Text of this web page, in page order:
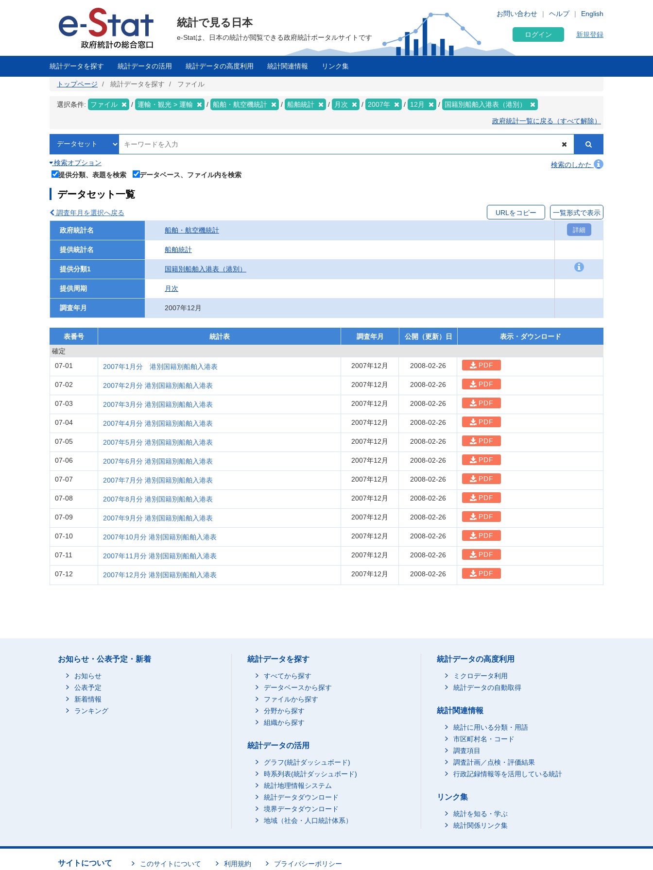
に
English
お問い合わせ ヘルプ
統計で見る日本
e-Statは、日本の統計が閲覧できる政府統計ポータルサイトです ログイン 新規登録
統計データを探す 統計データの活用 統計データの高度利用 統計関連情報 リンク集
トップページ 統計データを探す ファイル
選択条件: ファイル 運輸・観光 > 運輸 船舶・航空機統計 船舶統計 月次 2007年 12月 国籍別船舶入港表（港別）
政府統計一覧に戻る（すべて解除）
検索オプション
検索のしかた
提供分類、表題を検索
データベース、ファイル内を検索
データセット一覧
調査年月を選択へ戻る URLをコピー 一覧形式で表示
政府統計名 船舶・航空機統計 詳細
提供統計名 船舶統計
提供分類1 国籍別船舶入港表（港別）
提供周期 月次
調査年月 2007年12月
表番号 統計表 調査年月 公開（更新）日
表示・ダウンロード
確定
07-01
2007年1月分 港別国籍別船舶入港表 2007年12月 2008-02-26 PDF
07-02 2007年2月分 港別国籍別船舶入港表 2007年12月 2008-02-26 PDF
07-03 2007年3月分 港別国籍別船舶入港表 2007年12月 2008-02-26 PDF
07-04 2007年4月分 港別国籍別船舶入港表 2007年12月 2008-02-26 PDF
07-05 2007年5月分 港別国籍別船舶入港表 2007年12月 2008-02-26 PDF
07-06 2007年6月分 港別国籍別船舶入港表 2007年12月 2008-02-26 PDF
07-07 2007年7月分 港別国籍別船舶入港表 2007年12月 2008-02-26 PDF
07-08 2007年8月分 港別国籍別船舶入港表 2007年12月 2008-02-26 PDF
07-09 2007年9月分 港別国籍別船舶入港表 2007年12月 2008-02-26 PDF
07-10 2007年10月分 港別国籍別船舶入港表 2007年12月 2008-02-26 PDF
07-11 2007年11月分 港別国籍別船舶入港表 2007年12月 2008-02-26 PDF
07-12 2007年12月分 港別国籍別船舶入港表 2007年12月 2008-02-26 PDF
お知らせ・公表予定・新着
お知らせ
公表予定
新着情報
ランキング
統計データを探す
すべてから探す
データベースから探す
ファイルから探す
分野から探す
組織から探す
統計データの活用
グラフ(統計ダッシュボード)
時系列表(統計ダッシュボード)
統計地理情報システム
統計データダウンロード
境界データダウンロード
地域（社会・人口統計体系）
統計データの高度利用
ミクロデータ利用
統計データの自動取得
統計関連情報
統計に用いる分類・用語
市区町村名・コード
調査項目
調査計画／点検・評価結果
行政記録情報等を活用している統計
リンク集
統計を知る・学ぶ
統計関係リンク集
サイトについて このサイトについて 利用規約 プライバシーポリシー